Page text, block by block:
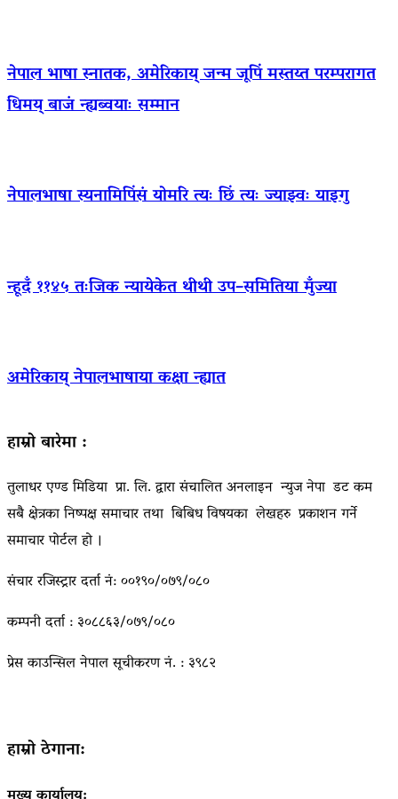
नेपाल भाषा स्नातक, अमेरिकाय् जन्म जूपिं मस्तय्त परम्परागत
धिमय् बाजं न्ह्यब्वयाः सम्मान
नेपालभाषा स्यनामिपिंसं योमरि त्यः छिं त्यः ज्याझ्वः याइगु
न्हूदँ ११४५ तःजिक न्यायेकेत थीथी उप–समितिया मुँज्या
अमेरिकाय् नेपालभाषाया कक्षा न्ह्यात
हाम्रो बारेमा :
तुलाधर एण्ड मिडिया प्रा. लि. द्वारा संचालित अनलाइन न्युज नेपा डट कम
सबै क्षेत्रका निष्पक्ष समाचार तथा बिबिध विषयका लेखहरु प्रकाशन गर्ने
समाचार पोर्टल हो ।
संचार रजिस्ट्रार दर्ता नं: ००१९०/०७९/०८०
कम्पनी दर्ता : ३०८८६३/०७९/०८०
प्रेस काउन्सिल नेपाल सूचीकरण नं. : ३९८२
हाम्रो ठेगाना: